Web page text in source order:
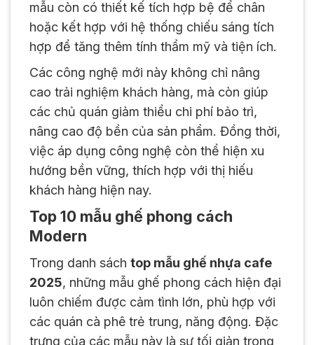
mẫu còn có thiết kế tích hợp bệ để chân
hoặc kết hợp với hệ thống chiếu sáng tích
hợp để tăng thêm tính thẩm mỹ và tiện ích.
Các công nghệ mới này không chỉ nâng
cao trải nghiệm khách hàng, mà còn giúp
các chủ quán giảm thiểu chi phí bảo trì,
nâng cao độ bền của sản phẩm. Đồng thời,
việc áp dụng công nghệ còn thể hiện xu
hướng bền vững, thích hợp với thị hiếu
khách hàng hiện nay.
Top 10 mẫu ghế phong cách
Modern
Trong danh sách top mẫu ghế nhựa cafe
2025, những mẫu ghế phong cách hiện đại
luôn chiếm được cảm tình lớn, phù hợp với
các quán cà phê trẻ trung, năng động. Đặc
trưng của các mẫu này là sự tối giản trong